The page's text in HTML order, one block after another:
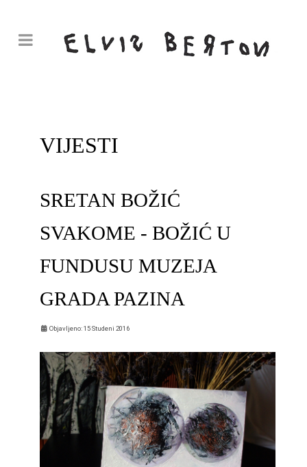
VIJESTI
SRETAN BOŽIĆ
SVAKOME - BOŽIĆ U
FUNDUSU MUZEJA
GRADA PAZINA
Objavljeno: 15 Studeni 2016